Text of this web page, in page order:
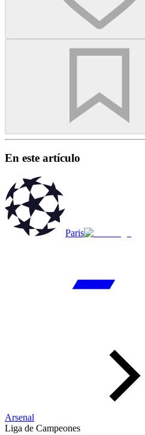
En este artículo
Paris
Arsenal
Liga de Campeones